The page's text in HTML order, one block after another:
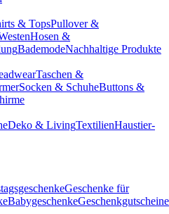
& TopsPullover &
Hosen &
BademodeNachhaltige Produkte
Taschen &
Socken & SchuheButtons &
Deko & LivingTextilienHaustier-
Geschenke für
BabygeschenkeGeschenkgutscheine